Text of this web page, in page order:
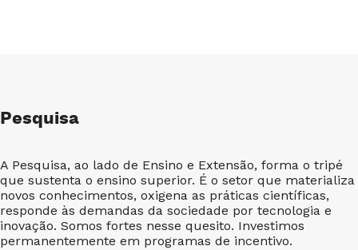
Pesquisa
A Pesquisa, ao lado de Ensino e Extensão, forma o tripé
que sustenta o ensino superior. É o setor que materializa
novos conhecimentos, oxigena as práticas científicas,
responde às demandas da sociedade por tecnologia e
inovação. Somos fortes nesse quesito. Investimos
permanentemente em programas de incentivo.